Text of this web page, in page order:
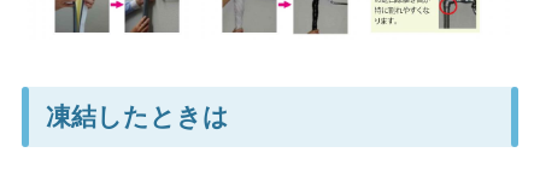
凍結したときは